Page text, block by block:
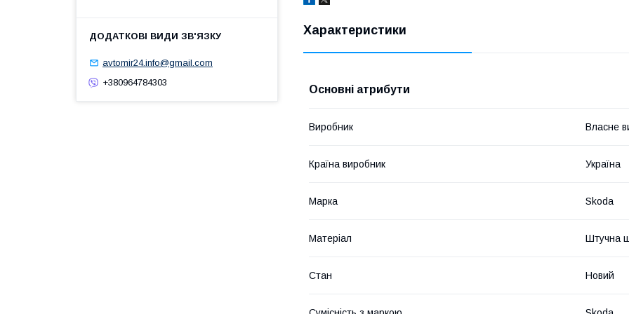
Характеристики
Основні атрибути
Виробник Власне
Країна виробник Україна
Марка Skoda
Матеріал Штучна
Стан Новий
avtomir24.info@gmail.com
+380964784303